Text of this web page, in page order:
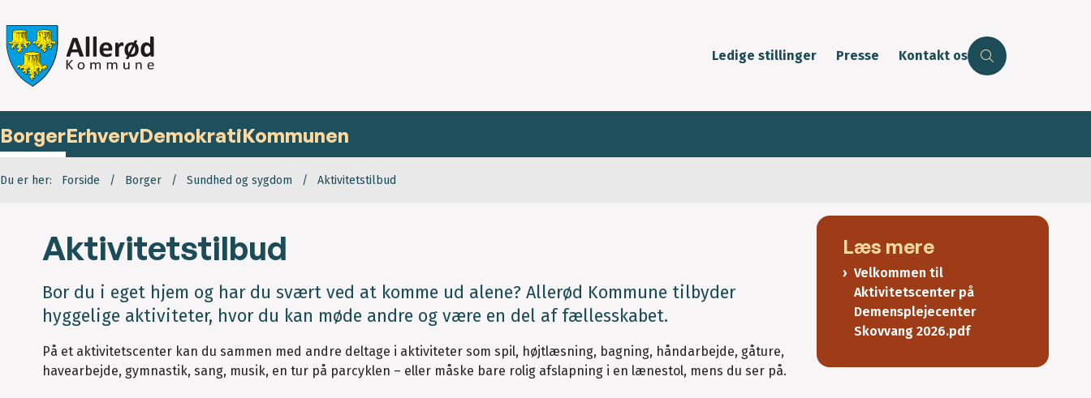
Ledige stillinger Presse Kontakt os
BorgerErhvervDemokratiKommunen
Du er her: Forside Borger Sundhed og sygdom Aktivitetstilbud
Aktivitetstilbud
Bor du i eget hjem og har du svært ved at komme ud alene? Allerød Kommune tilbyder
hyggelige aktiviteter, hvor du kan møde andre og være en del af fællesskabet.
På et aktivitetscenter kan du sammen med andre deltage i aktiviteter som spil, højtlæsning, bagning, håndarbejde, gåture,
havearbejde, gymnastik, sang, musik, en tur på parcyklen – eller måske bare rolig afslapning i en lænestol, mens du ser på.
Læs mere
Velkommen til
Aktivitetscenter på
Demensplejecenter
Skovvang 2026.pdf